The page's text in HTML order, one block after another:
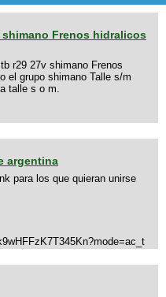
shimano Frenos hidralicos
r29 27v shimano Frenos
el grupo shimano Talle s/m
talle s o m.
argentina
para los que quieran unirse